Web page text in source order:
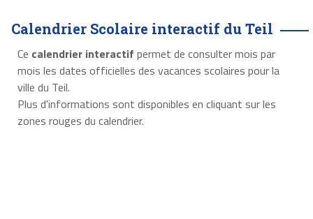
Calendrier Scolaire interactif du Teil
Ce calendrier interactif permet de consulter mois par
mois les dates officielles des vacances scolaires pour la
ville du Teil.
Plus d'informations sont disponibles en cliquant sur les
zones rouges du calendrier.